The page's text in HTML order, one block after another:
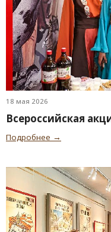
18 мая 2026
Всероссийская
Подробнее →